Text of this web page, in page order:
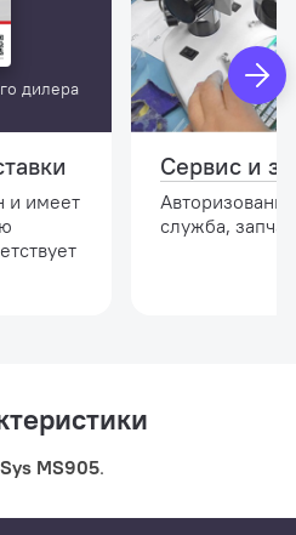
дилера
и имеет
Сервис и
служба,
MS905.